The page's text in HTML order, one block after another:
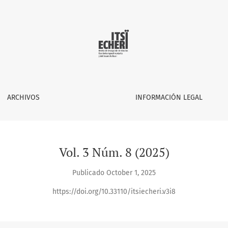
ARCHIVOS INFORMACIÓN LEGAL
Vol. 3 Núm. 8 (2025)
Publicado October 1, 2025
https://doi.org/10.33110/itsiecheri.v3i8